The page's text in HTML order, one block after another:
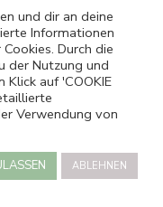
um die
von
anderem
und
und dir an deine
Informationen
Durch die
der Nutzung und
Klick auf 'COOKIE
Verwendung von
ABLEHNEN